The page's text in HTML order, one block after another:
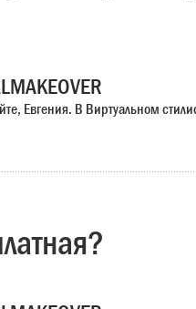
Евгения. В Виртуальном